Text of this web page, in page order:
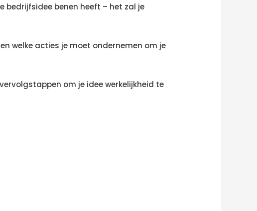
bedrijfsidee benen heeft – het zal je
welke acties je moet ondernemen om je
om je idee werkelijkheid te